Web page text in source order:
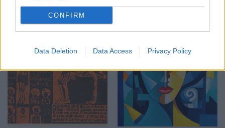
CONFIRM
Data Deletion Data Access Privacy Policy
KAPCSOLÓDÓ MŰTÁRGYAK